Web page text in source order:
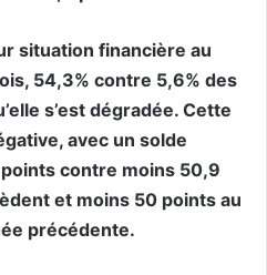
situation financière au
54,3% contre 5,6% des
s’est dégradée. Cette
avec un solde
contre moins 50,9
et moins 50 points au
précédente.